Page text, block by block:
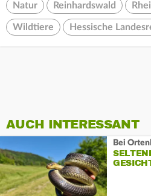
Natur Reinhardswald
Wildtiere Hessische
AUCH INTERESSANT
Bei